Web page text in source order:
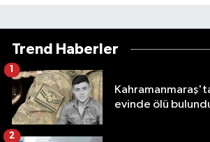
Trend Haberler
evinde ölü
1
2